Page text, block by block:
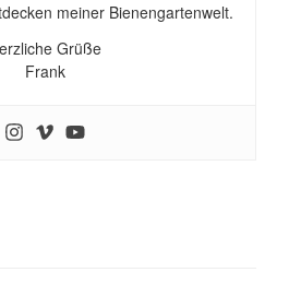
meiner Bienengartenwelt.
Grüße
Frank